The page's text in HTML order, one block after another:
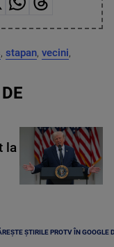
, stapan, vecini,
la
ȘTIRILE PROTV ÎN GOOGLE